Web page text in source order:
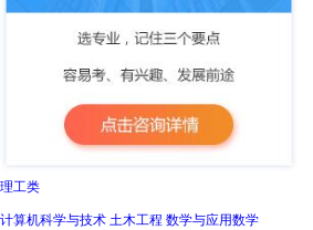
理工类
计算机科学与技术 土木工程 数学与应用数学